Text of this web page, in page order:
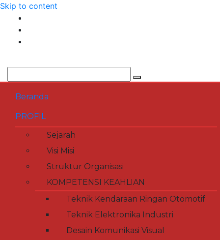
Skip to content
Beranda
PROFIL
Sejarah
Visi Misi
Struktur Organisasi
KOMPETENSI KEAHLIAN
Teknik Kendaraan Ringan Otomotif
Teknik Elektronika Industri
Desain Komunikasi Visual